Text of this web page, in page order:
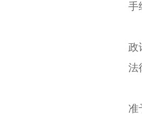
手
政
法
准